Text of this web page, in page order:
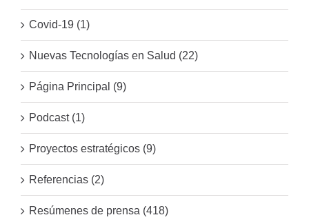
Covid-19 (1)
Nuevas Tecnologías en Salud (22)
Página Principal (9)
Podcast (1)
Proyectos estratégicos (9)
Referencias (2)
Resúmenes de prensa (418)